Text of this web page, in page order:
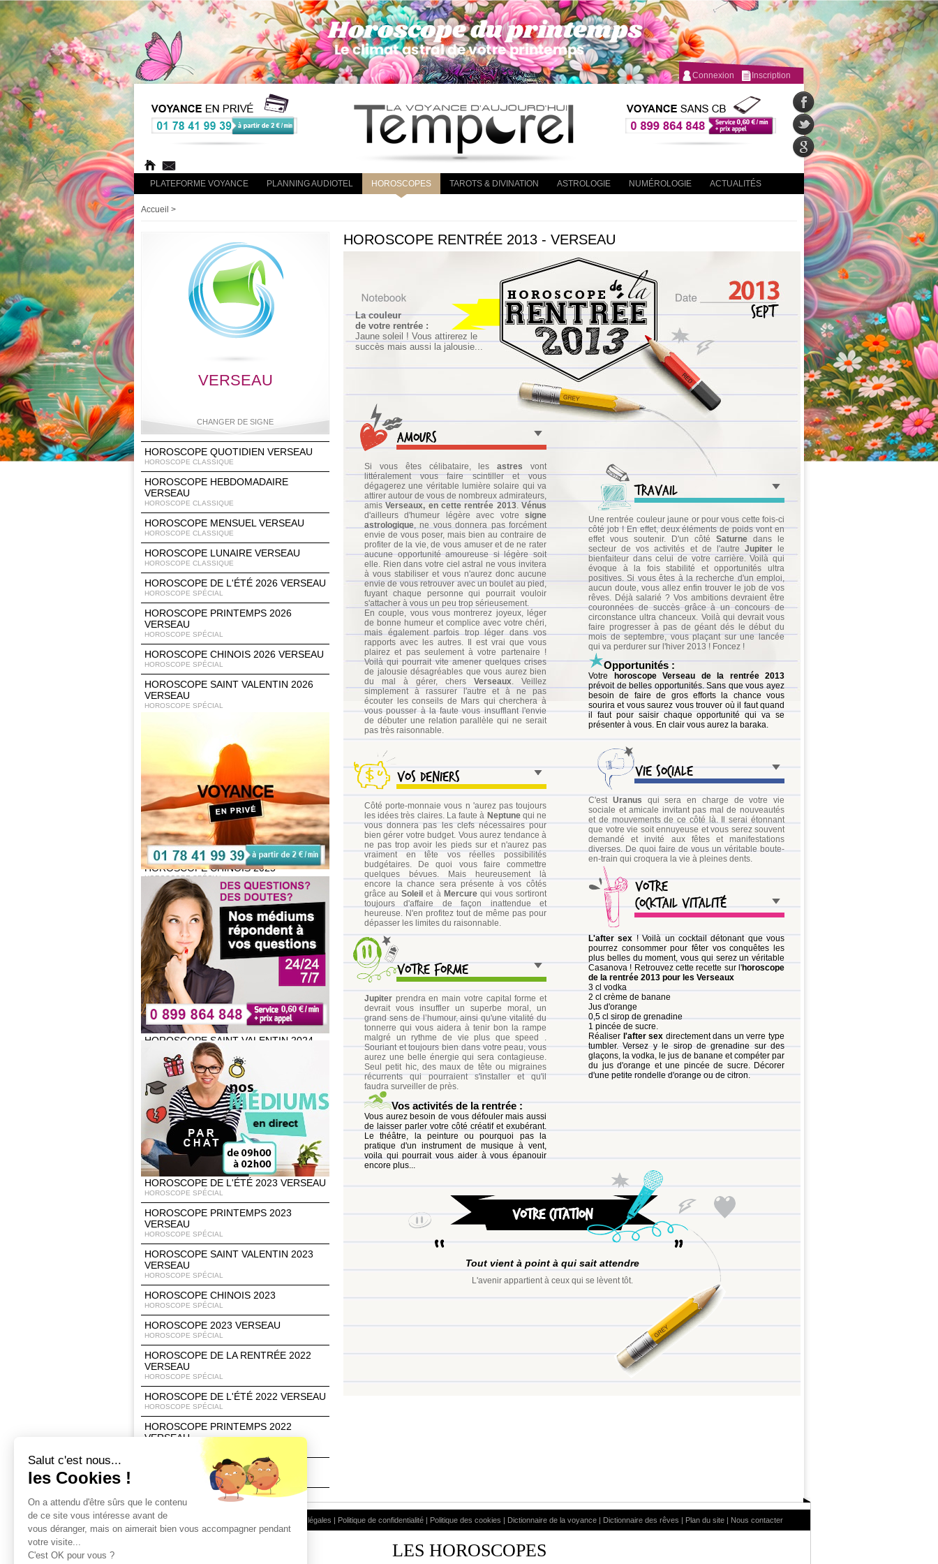
Connexion Inscription
PLATEFORME VOYANCE PLANNING AUDIOTEL HOROSCOPES TAROTS & DIVINATION ASTROLOGIE NUMÉROLOGIE ACTUALITÉS
Accueil >
VERSEAU
CHANGER DE SIGNE
Bélier Taureau Gémeaux Cancer
Lion Vierge Balance Scorpion
Sagittaire Capricorne Verseau Poissons
HOROSCOPE QUOTIDIEN VERSEAU
HOROSCOPE CLASSIQUE
HOROSCOPE HEBDOMADAIRE
VERSEAU
HOROSCOPE CLASSIQUE
HOROSCOPE MENSUEL VERSEAU
HOROSCOPE CLASSIQUE
HOROSCOPE LUNAIRE VERSEAU
HOROSCOPE CLASSIQUE
HOROSCOPE DE L'ÉTÉ 2026 VERSEAU
HOROSCOPE SPÉCIAL
HOROSCOPE PRINTEMPS 2026
VERSEAU
HOROSCOPE SPÉCIAL
HOROSCOPE CHINOIS 2026 VERSEAU
HOROSCOPE SPÉCIAL
HOROSCOPE SAINT VALENTIN 2026
VERSEAU
HOROSCOPE SPÉCIAL
HOROSCOPE DE LA RENTRÉE 2025
HOROSCOPE SPÉCIAL
HOROSCOPE DE L'ÉTÉ 2025 VERSEAU
HOROSCOPE SPÉCIAL
HOROSCOPE PRINTEMPS 2025
VERSEAU
HOROSCOPE SPÉCIAL
HOROSCOPE CHINOIS 2025
HOROSCOPE SPÉCIAL
HOROSCOPE 2025 VERSEAU
HOROSCOPE SPÉCIAL
HOROSCOPE DE LA RENTRÉE 2024
VERSEAU
HOROSCOPE SPÉCIAL
HOROSCOPE DE L'ÉTÉ 2024 VERSEAU
HOROSCOPE SPÉCIAL
HOROSCOPE PRINTEMPS 2024
VERSEAU
HOROSCOPE SPÉCIAL
HOROSCOPE SAINT VALENTIN 2024
HOROSCOPE SPÉCIAL
HOROSCOPE CHINOIS 2024
HOROSCOPE SPÉCIAL
HOROSCOPE 2024 VERSEAU
HOROSCOPE SPÉCIAL
HOROSCOPE DE LA RENTRÉE 2023
VERSEAU
HOROSCOPE SPÉCIAL
HOROSCOPE DE L'ÉTÉ 2023 VERSEAU
HOROSCOPE SPÉCIAL
HOROSCOPE PRINTEMPS 2023
VERSEAU
HOROSCOPE SPÉCIAL
HOROSCOPE SAINT VALENTIN 2023
VERSEAU
HOROSCOPE SPÉCIAL
HOROSCOPE CHINOIS 2023
HOROSCOPE SPÉCIAL
HOROSCOPE 2023 VERSEAU
HOROSCOPE SPÉCIAL
HOROSCOPE DE LA RENTRÉE 2022
VERSEAU
HOROSCOPE SPÉCIAL
HOROSCOPE DE L'ÉTÉ 2022 VERSEAU
HOROSCOPE SPÉCIAL
HOROSCOPE PRINTEMPS 2022
VERSEAU
HOROSCOPE 2022 VERSEAU
HOROSCOPE SPÉCIAL
HOROSCOPE RENTRÉE 2013 - VERSEAU
La couleur
de votre rentrée :
Jaune soleil ! Vous attirerez le
succès mais aussi la jalousie...
Amours
Si vous êtes célibataire, lesastres vont
littéralement vous faire scintiller et vous
dégagerez une véritable lumière solaire qui va
attirer autour de vous de nombreux admirateurs,
amisVerseaux, en cette rentrée 2013.Vénus
d'ailleurs d'humeur légère avec votre signe
astrologique, ne vous donnera pas forcément
envie de vous poser, mais bien au contraire de
profiter de la vie, de vous amuser et de ne rater
aucune opportunité amoureuse si légère soit
elle. Rien dans votre ciel astral ne vous invitera
à vous stabiliser et vous n'aurez donc aucune
envie de vous retrouver avec un boulet au pied,
fuyant chaque personne qui pourrait vouloir
s'attacher à vous un peu trop sérieusement.
En couple, vous vous montrerez joyeux, léger
de bonne humeur et complice avec votre chéri,
mais également parfois trop léger dans vos
rapports avec les autres. Il est vrai que vous
plairez et pas seulement à votre partenaire !
Voilà qui pourrait vite amener quelques crises
de jalousie désagréables que vous aurez bien
du mal à gérer, chers Verseaux. Veillez
simplement à rassurer l'autre et à ne pas
écouter les conseils de Mars qui cherchera à
vous pousser à la faute vous insufflant l'envie
de débuter une relation parallèle qui ne serait
pas très raisonnable.
Vos deniers
Côté porte-monnaie vous n 'aurez pas toujours
les idées très claires. La faute à Neptunequi ne
vous donnera pas les clefs nécessaires pour
bien gérer votre budget. Vous aurez tendance à
ne pas trop avoir les pieds sur et n'aurez pas
vraiment en tête vos réelles possibilités
budgétaires. De quoi vous faire commettre
quelques bévues. Mais heureusement là
encore la chance sera présente à vos côtés
grâce auSoleil et à Mercurequi vous sortiront
toujours d'affaire de façon inattendue et
heureuse. N'en profitez tout de même pas pour
dépasser les limites du raisonnable.
Votre forme
Jupiter prendra en main votre capital forme et
devrait vous insuffler un superbe moral, un
grand sens de l’humour, ainsi qu'une vitalité du
tonnerre qui vous aidera à tenir bon la rampe
malgré un rythme de vie plus que speed .
Souriant et toujours bien dans votre peau, vous
aurez une belle énergie qui sera contagieuse.
Seul petit hic, des maux de tête ou migraines
récurrents qui pourraient s'installer et qu'il
faudra surveiller de près.
Vos activités de la rentrée :
Vous aurez besoin de vous défouler mais aussi
de laisser parler votre côté créatif et exubérant.
Le théâtre, la peinture ou pourquoi pas la
pratique d'un instrument de musique à vent,
voila qui pourrait vous aider à vous épanouir
encore plus...
Travail
Une rentrée couleur jaune or pour vous cette fois-ci
côté job ! En effet, deux éléments de poids vont en
effet vous soutenir. D'un côté Saturne dans le
secteur de vos activités et de l'autre Jupiterle
bienfaiteur dans celui de votre carrière. Voilà qui
évoque à la fois stabilité et opportunités ultra
positives. Si vous êtes à la recherche d'un emploi,
aucun doute, vous allez enfin trouver le job de vos
rêves. Déjà salarié ? Vos ambitions devraient être
couronnées de succès grâce à un concours de
circonstance ultra chanceux. Voilà qui devrait vous
faire progresser à pas de géant dés le début du
mois de septembre, vous plaçant sur une lancée
qui va perdurer sur l'hiver 2013 ! Foncez !
Opportunités :
Votre
horoscope Verseau de la rentrée 2013
prévoit de belles opportunités. Sans que vous ayez
besoin de faire de gros efforts la chance vous
sourira et vous saurez vous trouver où il faut quand
il faut pour saisir chaque opportunité qui va se
présenter à vous. En clair vous aurez la baraka.
Vie sociale
C'est Uranus qui sera en charge de votre vie
sociale et amicale invitant pas mal de nouveautés
et de mouvements de ce côté là. Il serai étonnant
que votre vie soit ennuyeuse et vous serez souvent
demandé et invité aux fêtes et manifestations
diverses. De quoi faire de vous un véritable boute-
en-train qui croquera la vie à pleines dents.
Votre
cocktail vitalité
L'after sex ! Voilà un cocktail détonant que vous
pourrez consommer pour fêter vos conquêtes les
plus belles du moment, vous qui serez un véritable
Casanova ! Retrouvez cette recette sur l'horoscope
de la rentrée 2013 pour les Verseaux
3 cl vodka
2 cl crème de banane
Jus d'orange
0,5 cl sirop de grenadine
1 pincée de sucre.
Réaliser l'after sex directement dans un verre type
tumbler. Versez y le sirop de grenadine sur des
glaçons, la vodka, le jus de banane et compéter par
du jus d'orange et une pincée de sucre. Décorer
d'une petite rondelle d'orange ou de citron.
Votre citation
Tout vient à point à qui sait attendre
L'avenir appartient à ceux qui se lèvent tôt.
Conditions d'utilisation Infos légales | Politique de confidentialité| Politique des cookies | Dictionnaire de la voyance| Dictionnaire des rêves | Plan du site| Nous contacter
LES HOROSCOPES
Salut c'est nous...
les Cookies !
On a attendu d'être sûrs que le contenu
de ce site vous intéresse avant de
vous déranger, mais on aimerait bien vous accompagner pendant
votre visite...
C'est OK pour vous ?